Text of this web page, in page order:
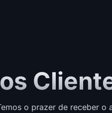
o prazer de receber o